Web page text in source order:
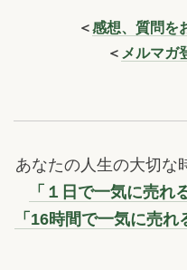
＜感想、質問を
＜ メルマガ
あなたの人生の大切な
「１日で一気に売れ
「16時間で一気に売れ